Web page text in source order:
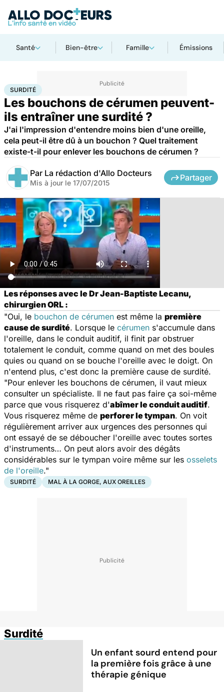
Santé Bien-être Famille Émissions
AccueilSanté Bobos du quotidien Surdité
SURDITÉ
Les bouchons de cérumen peuvent-
ils entraîner une surdité ?
J'ai l'impression d'entendre moins bien d'une oreille,
cela peut-il être dû à un bouchon ? Quel traitement
existe-t-il pour enlever les bouchons de cérumen ?
Par La rédaction d'Allo Docteurs
Mis à jour le 17/07/2015
Partager
Les réponses avec le Dr Jean-Baptiste Lecanu,
chirurgien ORL :
"Oui, le bouchon de cérumen est même la première
cause de surdité. Lorsque le cérumen s'accumule dans
l'oreille, dans le conduit auditif, il finit par obstruer
totalement le conduit, comme quand on met des boules
quies ou quand on se bouche l'oreille avec le doigt. On
n'entend plus, c'est donc la première cause de surdité.
"Pour enlever les bouchons de cérumen, il vaut mieux
consulter un spécialiste. Il ne faut pas faire ça soi-même
parce que vous risquerez d'abîmer le conduit auditif.
Vous risquerez même de perforer le tympan. On voit
régulièrement arriver aux urgences des personnes qui
ont essayé de se déboucher l'oreille avec toutes sortes
d'instruments… On peut alors avoir des dégâts
considérables sur le tympan voire même sur les osselets
de l'oreille."
SURDITÉ MAL À LA GORGE, AUX OREILLES
Surdité
Un enfant sourd entend pour
la première fois grâce à une
thérapie génique